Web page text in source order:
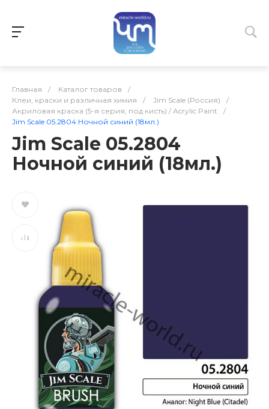
Главная / Каталог товаров
/
Клеи, краски и различная химия
/ Jim Scale (Россия)
/
Акриловая краска (5-я серия, под кисть) / Acrylic Paint
/
Jim Scale 05.2804 Ночной синий (18мл.)
Jim Scale 05.2804
Ночной синий (18мл.)